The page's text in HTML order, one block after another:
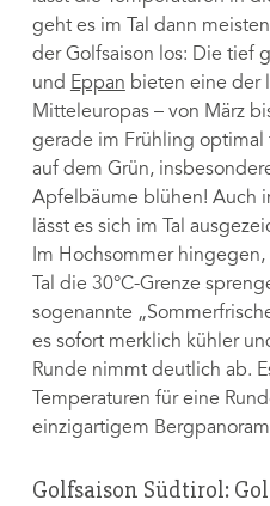
geht es im Tal dann
der Golfsaison los: Die tief
und Eppan bieten eine der
Mitteleuropas – von März
gerade im Frühling optimal
auf dem Grün,
Apfelbäume blühen! Auch
lässt es sich im Tal
Im Hochsommer
Tal die 30°C-Grenze
sogenannte
es sofort merklich kühler
Runde nimmt deutlich ab.
Temperaturen für eine
einzigartigem
Golfsaison Südtirol: